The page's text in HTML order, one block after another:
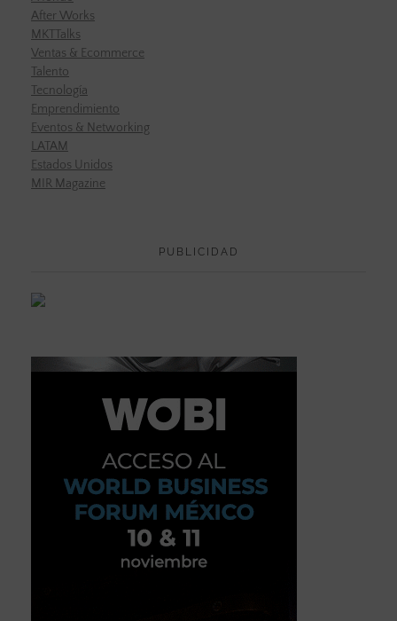
After Works
MKTTalks
Ventas & Ecommerce
Talento
Tecnología
Emprendimiento
Eventos & Networking
LATAM
Estados Unidos
MIR Magazine
PUBLICIDAD